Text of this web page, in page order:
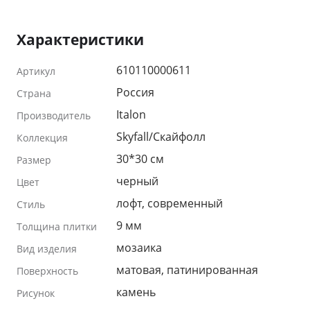
Характеристики
Артикул 610110000611
Страна Россия
Производитель Italon
Коллекция Skyfall/Скайфолл
Размер 30*30 см
Цвет черный
Стиль лофт, современный
Толщина плитки 9 мм
Вид изделия мозаика
Поверхность матовая, патинированная
Рисунок камень